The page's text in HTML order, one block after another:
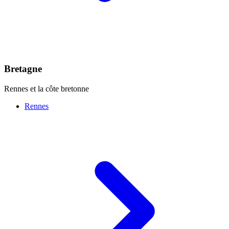
Bretagne
Rennes et la côte bretonne
Rennes